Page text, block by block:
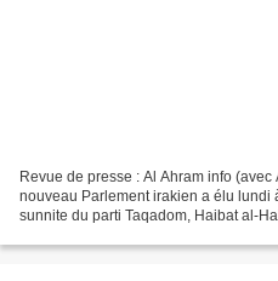
Revue de presse : Al Ahram info
nouveau Parlement irakien a élu lundi
sunnite du parti Taqadom, Haibat al-